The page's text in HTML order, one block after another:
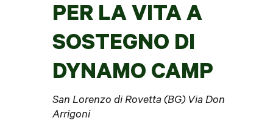
PER LA VITA A
SOSTEGNO DI
DYNAMO CAMP
San Lorenzo di Rovetta (BG) Via Don
Arrigoni